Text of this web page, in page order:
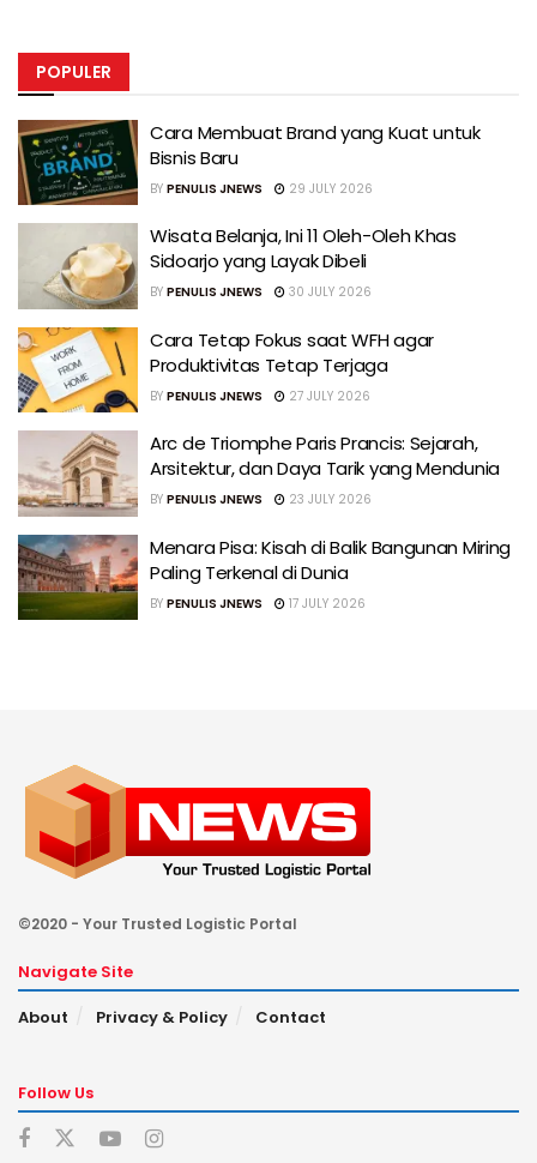
POPULER
Cara Membuat Brand yang Kuat untuk
Bisnis Baru
BY PENULIS JNEWS 29 JULY 2026
Wisata Belanja, Ini 11 Oleh-Oleh Khas
Sidoarjo yang Layak Dibeli
BY PENULIS JNEWS 30 JULY 2026
Cara Tetap Fokus saat WFH agar
Produktivitas Tetap Terjaga
BY PENULIS JNEWS 27 JULY 2026
Arc de Triomphe Paris Prancis: Sejarah,
Arsitektur, dan Daya Tarik yang Mendunia
BY PENULIS JNEWS 23 JULY 2026
Menara Pisa: Kisah di Balik Bangunan Miring
Paling Terkenal di Dunia
BY PENULIS JNEWS 17 JULY 2026
©2020 - Your Trusted Logistic Portal
Navigate Site
About
Privacy & Policy Contact
Follow Us